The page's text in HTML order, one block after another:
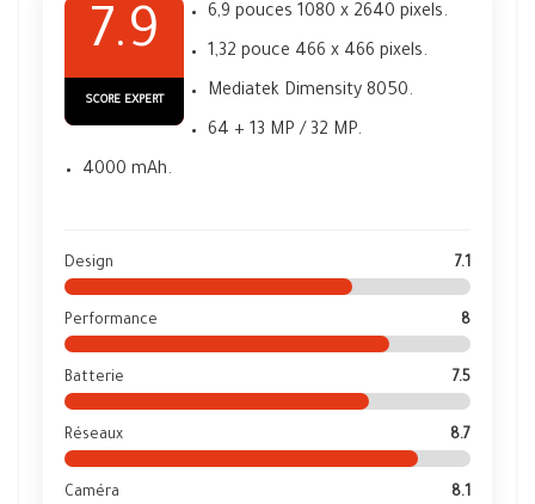
7.9
SCORE EXPERT
6,9 pouces 1080 x 2640 pixels.
1,32 pouce 466 x 466 pixels.
Mediatek Dimensity 8050.
64 + 13 MP / 32 MP.
4000 mAh.
Design 7.1
Performance 8
Batterie 7.5
Réseaux 8.7
Caméra 8.1